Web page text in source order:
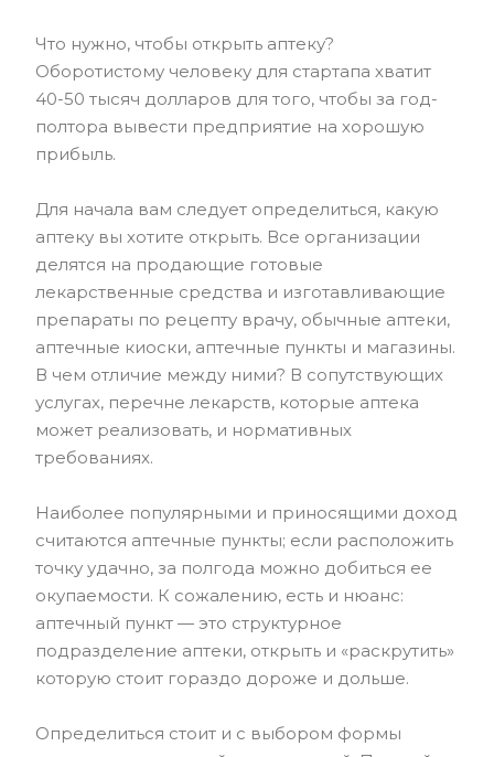
Что нужно, чтобы открыть аптеку?
Оборотистому человеку для стартапа хватит
40-50 тысяч долларов для того, чтобы за год-
полтора вывести предприятие на хорошую
прибыль.
Для начала вам следует определиться, какую
аптеку вы хотите открыть. Все организации
делятся на продающие готовые
лекарственные средства и изготавливающие
препараты по рецепту врачу, обычные аптеки,
аптечные киоски, аптечные пункты и магазины.
В чем отличие между ними? В сопутствующих
услугах, перечне лекарств, которые аптека
может реализовать, и нормативных
требованиях.
Наиболее популярными и приносящими доход
считаются аптечные пункты; если расположить
точку удачно, за полгода можно добиться ее
окупаемости. К сожалению, есть и нюанс:
аптечный пункт — это структурное
подразделение аптеки, открыть и «раскрутить»
которую стоит гораздо дороже и дольше.
Определиться стоит и с выбором формы